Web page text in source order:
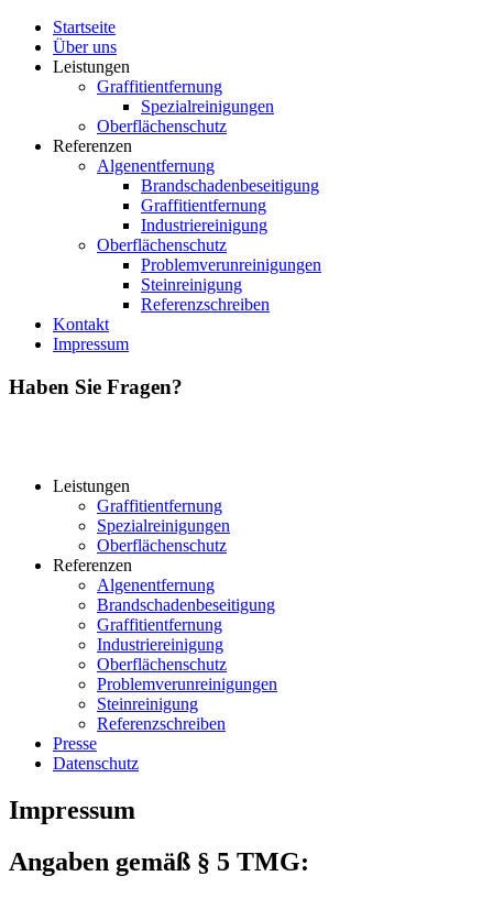
Startseite
Über uns
Leistungen
Graffitientfernung
Spezialreinigungen
Oberflächenschutz
Referenzen
Algenentfernung
Brandschadenbeseitigung
Graffitientfernung
Industriereinigung
Oberflächenschutz
Problemverunreinigungen
Steinreinigung
Referenzschreiben
Kontakt
Impressum
Haben Sie Fragen?
Leistungen
Graffitientfernung
Spezialreinigungen
Oberflächenschutz
Referenzen
Algenentfernung
Brandschadenbeseitigung
Graffitientfernung
Industriereinigung
Oberflächenschutz
Problemverunreinigungen
Steinreinigung
Referenzschreiben
Presse
Datenschutz
Impressum
Angaben gemäß § 5 TMG: